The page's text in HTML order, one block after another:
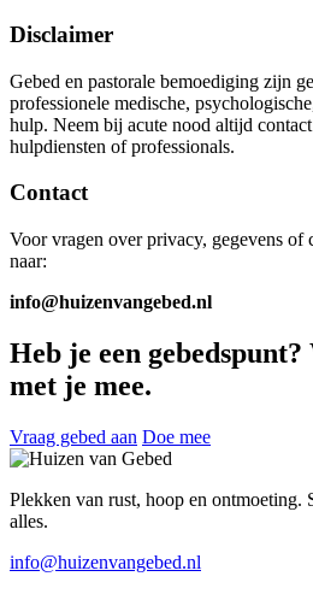
Disclaimer
Gebed en pastorale bemoediging zijn
professionele medische,
hulp. Neem bij acute nood altijd
hulpdiensten of professionals.
Contact
Voor vragen over privacy, gegevens of
naar:
info@huizenvangebed.nl
Heb je een
met je mee.
Vraag gebed aan Doe mee
Plekken van rust, hoop en ontmoeting.
alles.
info@huizenvangebed.nl